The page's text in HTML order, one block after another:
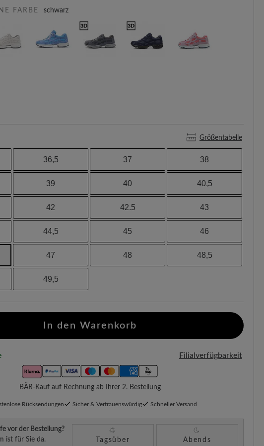
FARBE schwarz
Größentabelle
36,5 37 38
39 40 40,5
42 42.5 43
44,5 45 46
47 48 48,5
49,5
In den Warenkorb
Filialverfügbarkeit
BÄR-Kauf auf Rechnung ab Ihrer 2. Bestellung
Rücksendungen Sicher & Vertrauenswürdig Schneller Versand
vor der Bestellung?
ist für Sie da.
Tagsüber Abends